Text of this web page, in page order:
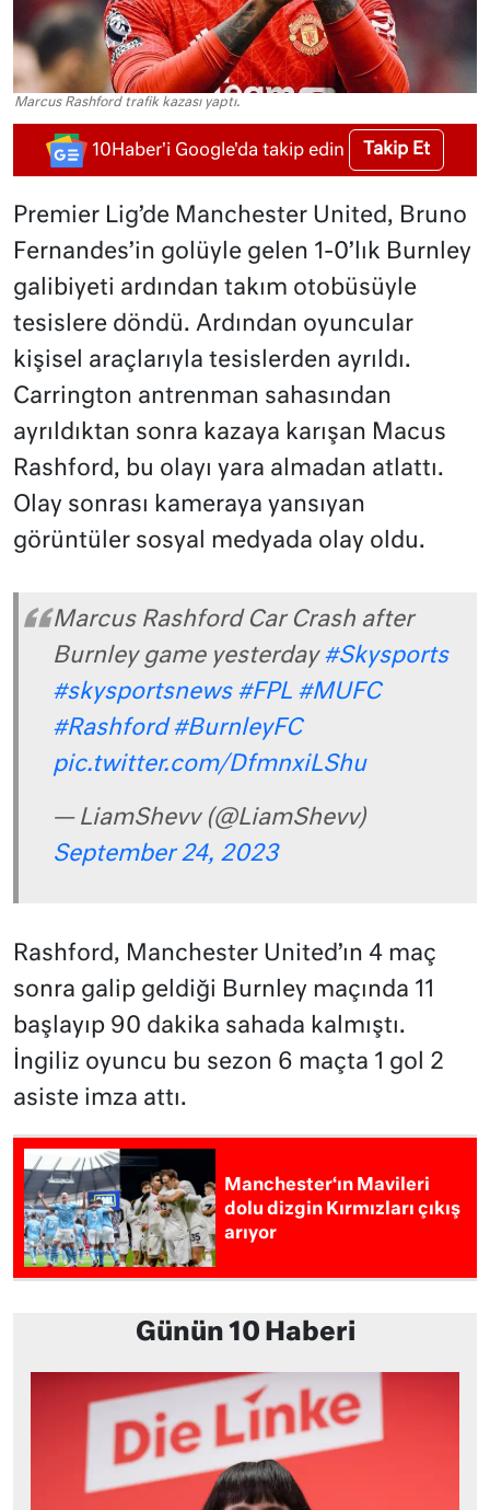
Marcus Rashford trafik kazası yaptı.
10Haber'i Google'da takip edin Takip Et
Premier Lig’de Manchester United, Bruno
Fernandes’in golüyle gelen 1-0’lık Burnley
galibiyeti ardından takım otobüsüyle
tesislere döndü. Ardından oyuncular
kişisel araçlarıyla tesislerden ayrıldı.
Carrington antrenman sahasından
ayrıldıktan sonra kazaya karışan Macus
Rashford, bu olayı yara almadan atlattı.
Olay sonrası kameraya yansıyan
görüntüler sosyal medyada olay oldu.
Marcus Rashford Car Crash after
Burnley game yesterday#Skysports
#skysportsnews #FPL #MUFC
#Rashford #BurnleyFC
pic.twitter.com/DfmnxiLShu
— LiamShevv (@LiamShevv)
September 24, 2023
Rashford, Manchester United’ın 4 maç
sonra galip geldiği Burnley maçında 11
başlayıp 90 dakika sahada kalmıştı.
İngiliz oyuncu bu sezon 6 maçta 1 gol 2
asiste imza attı.
Manchester‘ın Mavileri
dolu dizgin Kırmızları çıkış
arıyor
Günün 10 Haberi